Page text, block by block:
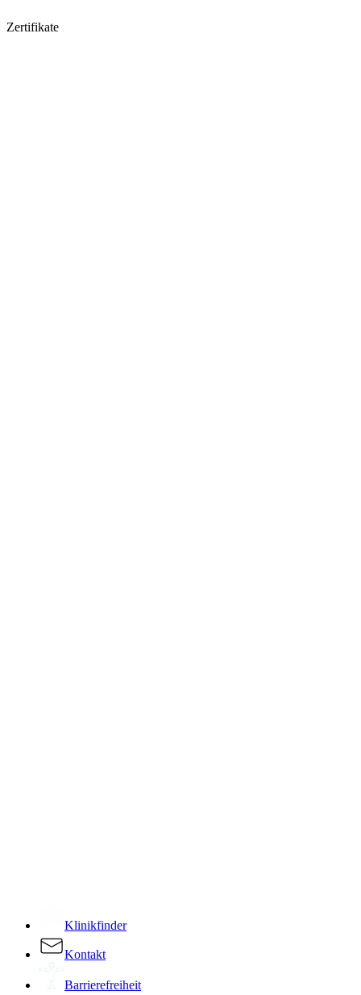
Zertifikate
Klinikfinder
Kontakt
Barrierefreiheit